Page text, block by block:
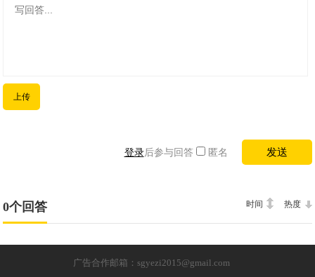
上传
登录后参与回答 匿名
0个回答 热度
时间
广告合作邮箱：sgyezi2015@gmail.com